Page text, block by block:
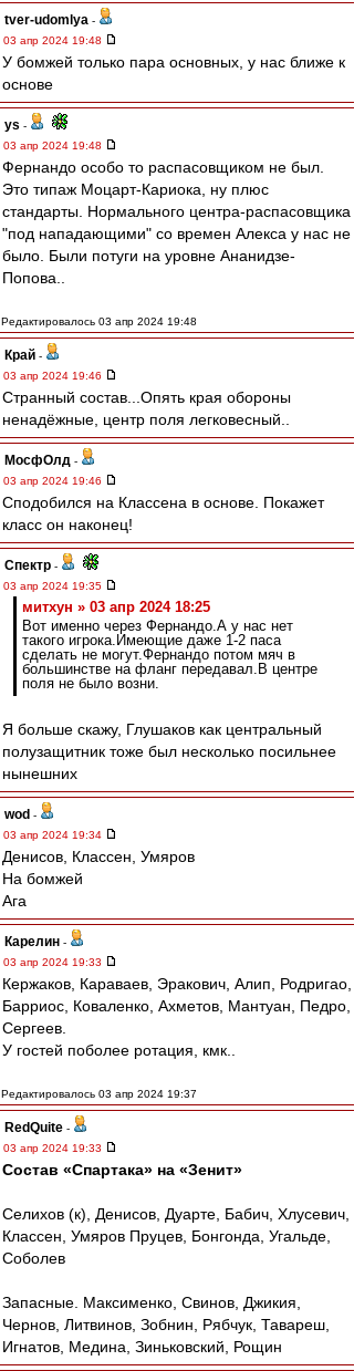
tver-udomlya -
03 апр 2024 19:48
У бомжей только пара основных, у нас ближе к
основе
ys -
03 апр 2024 19:48
Фернандо особо то распасовщиком не был.
Это типаж Моцарт-Кариока, ну плюс
стандарты. Нормального центра-распасовщика
"под нападающими" со времен Алекса у нас не
было. Были потуги на уровне Ананидзе-
Попова..
Редактировалось 03 апр 2024 19:48
Край -
03 апр 2024 19:46
Странный состав...Опять края обороны
ненадёжные, центр поля легковесный..
МосфОлд -
03 апр 2024 19:46
Сподобился на Классена в основе. Покажет
класс он наконец!
Спектр -
03 апр 2024 19:35
митхун » 03 апр 2024 18:25
Вот именно через Фернандо.А у нас нет
такого игрока.Имеющие даже 1-2 паса
сделать не могут.Фернандо потом мяч в
большинстве на фланг передавал.В центре
поля не было возни.
Я больше скажу, Глушаков как центральный
полузащитник тоже был несколько посильнее
нынешних
wod -
03 апр 2024 19:34
Денисов, Классен, Умяров
На бомжей
Ага
Карелин -
03 апр 2024 19:33
Кержаков, Караваев, Эракович, Алип, Родригао,
Барриос, Коваленко, Ахметов, Мантуан, Педро,
Сергеев.
У гостей поболее ротация, кмк..
Редактировалось 03 апр 2024 19:37
RedQuite -
03 апр 2024 19:33
Состав «Спартака» на «Зенит»
Селихов (к), Денисов, Дуарте, Бабич, Хлусевич,
Классен, Умяров Пруцев, Бонгонда, Угальде,
Соболев
Запасные. Максименко, Свинов, Джикия,
Чернов, Литвинов, Зобнин, Рябчук, Тавареш,
Игнатов, Медина, Зиньковский, Рощин